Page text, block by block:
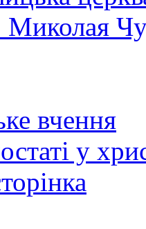
Миколая
вчення
у